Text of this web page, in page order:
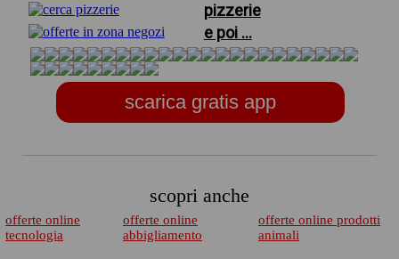
pizzerie
e poi ...
scarica gratis app
scopri anche
offerte online
tecnologia
offerte online
abbigliamento
offerte online prodotti
animali